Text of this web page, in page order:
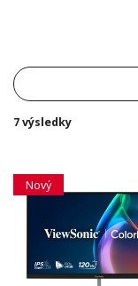
7 výsledky
Nový